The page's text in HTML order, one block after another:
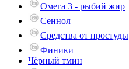
Омега 3 - рыбий жир
Сеннол
Средства от простуды
Финики
Чёрный тмин